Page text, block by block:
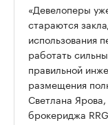
«Девелоперы
стараются
использования
работать
правильной
размещения
Светлана
брокериджа